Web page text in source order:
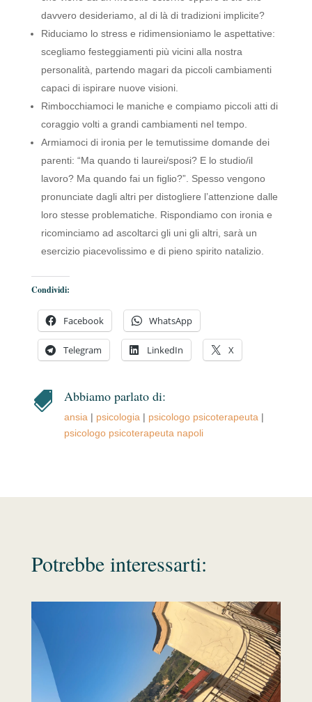
davvero desideriamo, al di là di tradizioni implicite?
Riduciamo lo stress e ridimensioniamo le aspettative:
scegliamo festeggiamenti più vicini alla nostra
personalità, partendo magari da piccoli cambiamenti
capaci di ispirare nuove visioni.
Rimbocchiamoci le maniche e compiamo piccoli atti di
coraggio volti a grandi cambiamenti nel tempo.
Armiamoci di ironia per le temutissime domande dei
parenti: “Ma quando ti laurei/sposi? E lo studio/il
lavoro? Ma quando fai un figlio?”. Spesso vengono
pronunciate dagli altri per distogliere l’attenzione dalle
loro stesse problematiche. Rispondiamo con ironia e
ricominciamo ad ascoltarci gli uni gli altri, sarà un
esercizio piacevolissimo e di pieno spirito natalizio.
Condividi:
Facebook WhatsApp
Telegram LinkedIn X
 Abbiamo parlato di:
ansia | psicologia | psicologo psicoterapeuta |
psicologo psicoterapeuta napoli
Potrebbe interessarti: